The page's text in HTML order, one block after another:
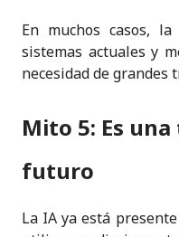
En muchos casos,
sistemas actuales y
necesidad de grandes
Mito 5: Es
futuro
La IA ya está